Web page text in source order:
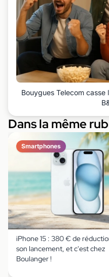
Bouygues Telecom
Dans la même
Smartphones
iPhone 15 : 380 € de
son lancement, et c'est chez
Boulanger !